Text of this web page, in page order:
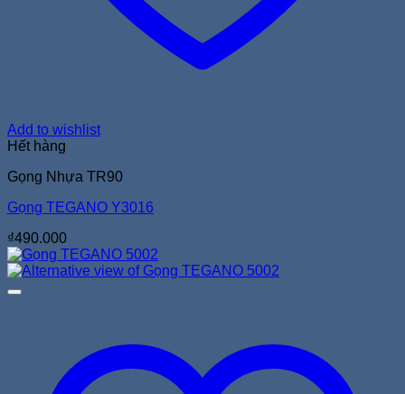
Add to wishlist
Hết hàng
Gọng Nhựa TR90
Gọng TEGANO Y3016
₫490.000